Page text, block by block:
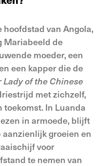
hoofdstad van Angola,
Mariabeeld de
moeder, een
een kapper die de
Lady of the Chinese
met zichzelf,
In Luanda
in armoede, blijft
groeien en
voor
te nemen van